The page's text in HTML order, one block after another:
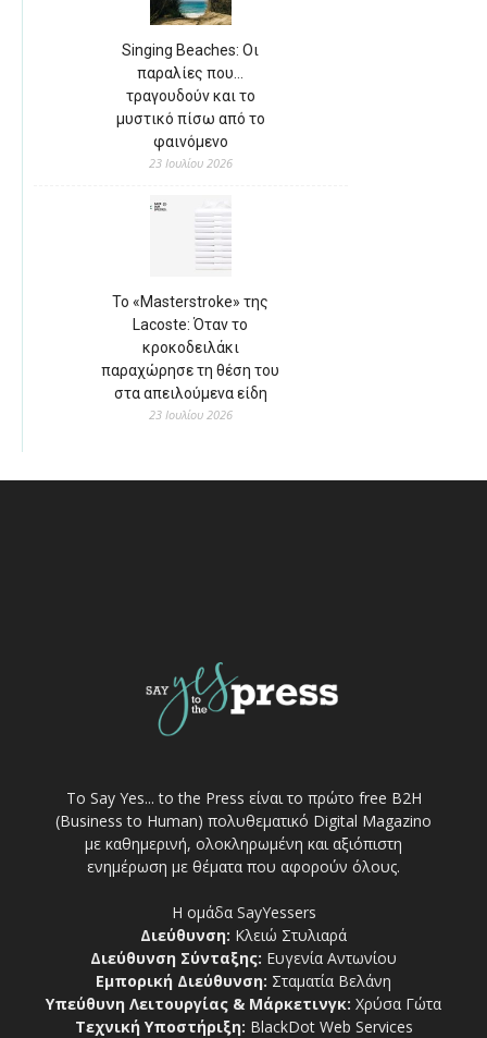
Singing Beaches: Οι
παραλίες που…
τραγουδούν και το
μυστικό πίσω από το
φαινόμενο
23 Ιουλίου 2026
Το «Masterstroke» της
Lacoste: Όταν το
κροκοδειλάκι
παραχώρησε τη θέση του
στα απειλούμενα είδη
23 Ιουλίου 2026
Το Say Yes... to the Press είναι το πρώτο free Β2Η
(Business to Human) πολυθεματικό Digital Magazino
με καθημερινή, ολοκληρωμένη και αξιόπιστη
ενημέρωση με θέματα που αφορούν όλους.
Η ομάδα SayYessers
Διεύθυνση: Κλειώ Στυλιαρά
Διεύθυνση Σύνταξης: Ευγενία Αντωνίου
Εμπορική Διεύθυνση: Σταματία Βελάνη
Υπεύθυνη Λειτουργίας & Μάρκετινγκ: Χρύσα Γώτα
Τεχνική Υποστήριξη: BlackDot Web Services